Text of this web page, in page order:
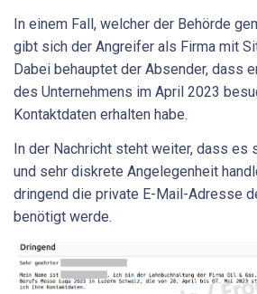
In einem Fall, welcher der Behörde
gibt sich der Angreifer als Firma mit
Dabei behauptet der Absender, dass
des Unternehmens im April 2023
Kontaktdaten erhalten habe.
In der Nachricht steht weiter, dass es
und sehr diskrete Angelegenheit
dringend die private E-Mail-Adresse
benötigt werde.